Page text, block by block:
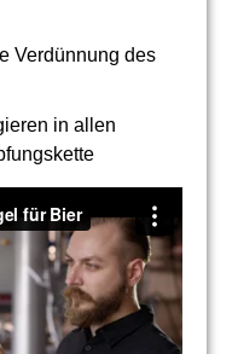
Verdünnung des
in allen